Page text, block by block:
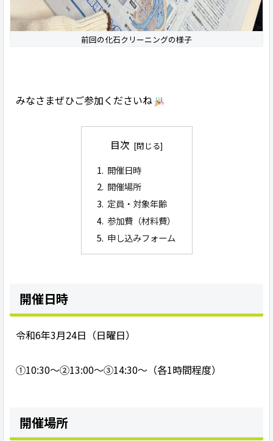
前回の化石クリーニングの様子
みなさまぜひご参加くださいね
目次
開催日時
開催場所
定員・対象年齢
参加費（材料費）
申し込みフォーム
開催日時
令和6年3月24日（日曜日）
①10:30～②13:00～③14:30～（各1時間程度）
開催場所